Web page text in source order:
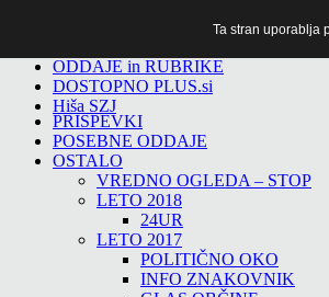
ODDAJE in RUBRIKE
DOSTOPNO PLUS.si
Hiša SZJ
PRISPEVKI
POSEBNE ODDAJE
OSTALO
VREDNO OGLEDA – STOP
LETO 2018
24UR
LETO 2017
POLITIČNO OKO
INFO ZNAKOVNIK
Ta stran uporablja